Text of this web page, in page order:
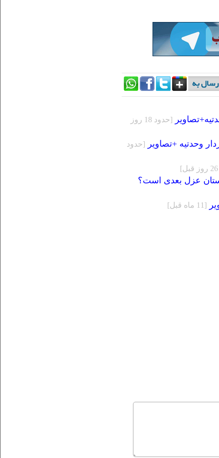
[حدود 18 روز
وحدتیه +تصاویر [حدود
عزل بعدی است؟
[11 ماه قبل]